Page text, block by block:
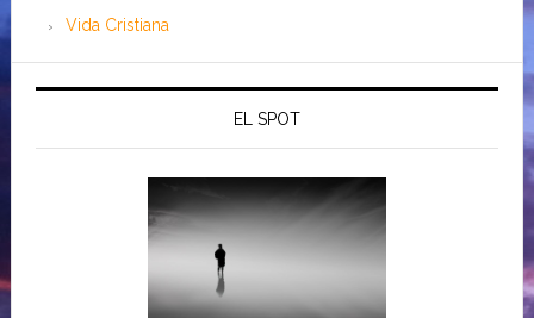
Vida Cristiana
EL SPOT